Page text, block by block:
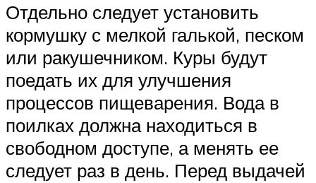
Отдельно следует установить
кормушку с мелкой галькой, песком
или ракушечником. Куры будут
поедать их для улучшения
процессов пищеварения. Вода в
поилках должна находиться в
свободном доступе, а менять ее
следует раз в день. Перед выдачей